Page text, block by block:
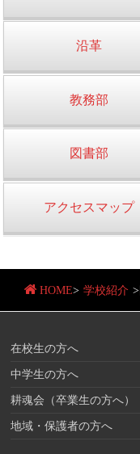
沿革
教務部
図書部
アクセスマップ
HOME> 学校紹介 >
在校生の方へ
中学生の方へ
耕魂会（卒業生の方へ）
地域・保護者の方へ